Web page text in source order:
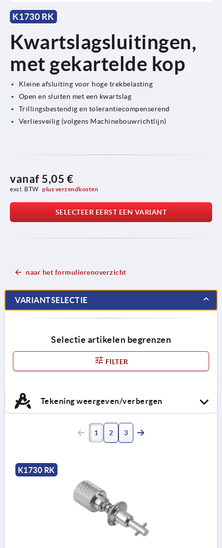
K1730 RK
Kwartslagsluitingen,
met gekartelde kop
Kleine afsluiting voor hoge trekbelasting
Open en sluiten met een kwartslag
Trillingsbestendig en tolerantiecompenserend
Verliesveilig (volgens Machinebouwrichtlijn)
vanaf 5,05 €
excl. BTW plus verzendkosten
SELECTEER EERST EEN VARIANT
naar het formulierenoverzicht
VARIANTSELECTIE
Selectie artikelen begrenzen
FILTER
Tekening weergeven/verbergen
1 2 3
K1730 RK